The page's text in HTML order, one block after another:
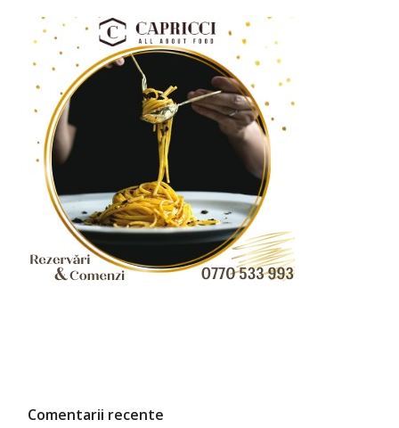
Comentarii recente